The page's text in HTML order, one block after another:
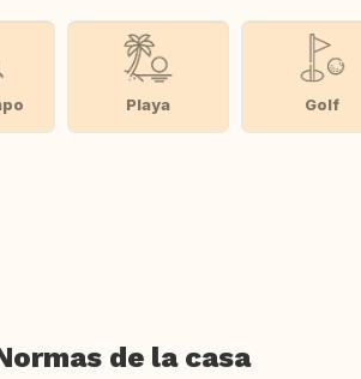
Playa Golf
de la casa